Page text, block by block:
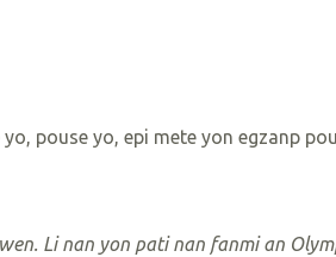
pouse yo, epi mete yon egzanp
Li nan yon pati nan fanmi an